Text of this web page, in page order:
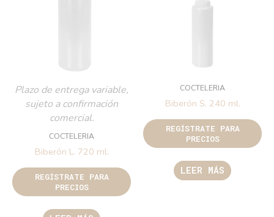
Plazo de entrega variable,
sujeto a confirmación
comercial.
COCTELERIA
Biberón L. 720 ml.
REGÍSTRATE PARA
PRECIOS
COCTELERIA
Biberón S. 240 ml.
REGÍSTRATE PARA
PRECIOS
LEER MÁS